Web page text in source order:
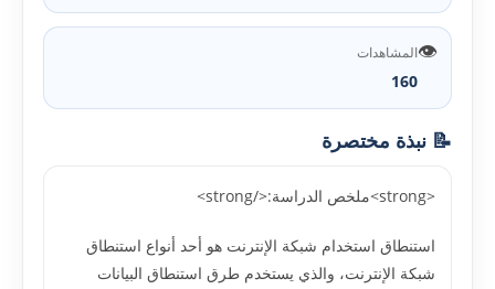
👁️المشاهدات
160
📝 نبذة مختصرة
<strong>ملخص الدراسة:</strong>
استنطاق استخدام شبكة الإنترنت هو أحد أنواع استنطاق
شبكة الإنترنت، والذي يستخدم طرق استنطاق البيانات